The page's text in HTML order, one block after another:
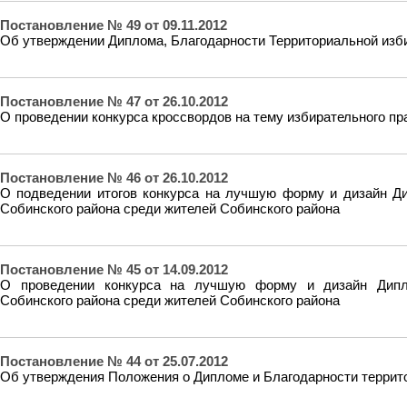
Постановление № 49 от 09.11.2012
Об утверждении Диплома, Благодарности Территориальной
Постановление № 47 от 26.10.2012
О проведении конкурса кроссвордов на тему избирательного
Постановление № 46 от 26.10.2012
О подведении итогов конкурса на лучшую форму и дизайн
Собинского района среди жителей Собинского района
Постановление № 45 от 14.09.2012
О проведении конкурса на лучшую форму и дизайн
Собинского района среди жителей Собинского района
Постановление № 44 от 25.07.2012
Об утверждения Положения о Дипломе и Благодарности